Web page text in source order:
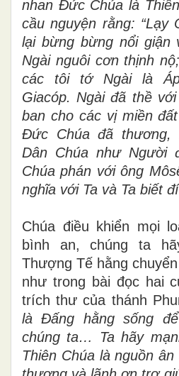
nhan Đức Chúa là
cầu nguyện rằng: “Lạy
lại bừng bừng nổi giận
Ngài nguôi cơn thịnh
các tôi tớ Ngài là
Giacóp. Ngài đã thề
ban cho các vị miền
Đức Chúa đã thương,
Dân Chúa như Người
Chúa phán với ông
nghĩa với Ta và Ta biết
Chúa điều khiển mọi
bình an, chúng ta
Thượng Tế hằng
như trong bài đọc hai
trích thư của thánh
là Đấng hằng sống
chúng ta… Ta hãy
Thiên Chúa là nguồn